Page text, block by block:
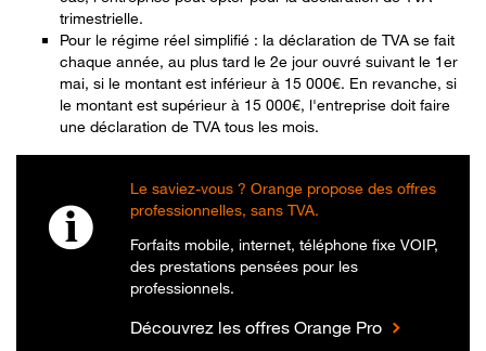
trimestrielle.
Pour le régime réel simplifié : la déclaration de TVA se fait
chaque année, au plus tard le 2e jour ouvré suivant le 1er
mai, si le montant est inférieur à 15 000€. En revanche, si
le montant est supérieur à 15 000€, l'entreprise doit faire
une déclaration de TVA tous les mois.
Le saviez-vous ? Orange propose des offres
professionnelles, sans TVA.
Forfaits mobile, internet, téléphone fixe VOIP,
des prestations pensées pour les
professionnels.
Découvrez les offres Orange Pro